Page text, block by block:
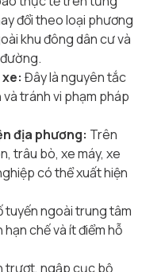
đổi theo loại phương
khu đông dân cư và
Đây là nguyên tắc
tránh vi phạm pháp
địa phương: Trên
trâu bò, xe máy, xe
có thể xuất hiện
tuyến ngoài trung tâm
chế và ít điểm hỗ
trượt, ngập cục bộ